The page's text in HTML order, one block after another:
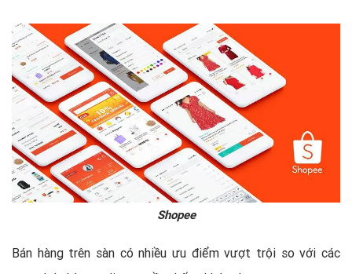
Shopee
Bán hàng trên sàn có nhiều ưu điểm vượt trội so với các